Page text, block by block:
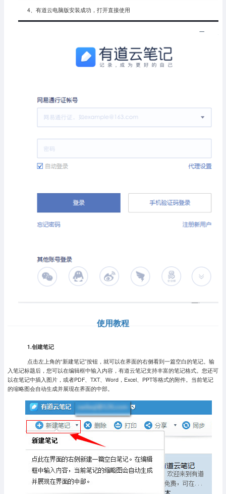
4、有道云电脑版安装成功，打开直接使用
使用教程
1.创建笔记
点击左上角的“新建笔记”按钮，就可以在界面的右侧看到一篇空白的笔记。输
入笔记标题后，您可以在编辑框中输入内容，有道云笔记支持丰富的笔记格式。您还可
以在笔记中插入图片，或者PDF、TXT、Word，Excel、PPT等格式的附件。当前笔记
的缩略图会自动生成并展现在界面的中部。